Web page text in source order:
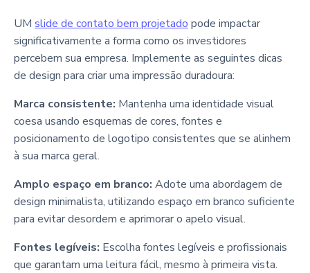
UM slide de contato bem projetado pode impactar
significativamente a forma como os investidores
percebem sua empresa. Implemente as seguintes dicas
de design para criar uma impressão duradoura:
Marca consistente: Mantenha uma identidade visual
coesa usando esquemas de cores, fontes e
posicionamento de logotipo consistentes que se alinhem
à sua marca geral.
Amplo espaço em branco: Adote uma abordagem de
design minimalista, utilizando espaço em branco suficiente
para evitar desordem e aprimorar o apelo visual.
Fontes legíveis: Escolha fontes legíveis e profissionais
que garantam uma leitura fácil, mesmo à primeira vista.